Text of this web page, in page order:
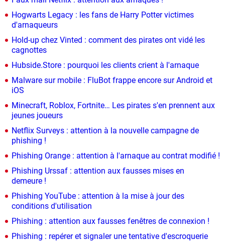
Hogwarts Legacy : les fans de Harry Potter victimes
d'arnaqueurs
Hold-up chez Vinted : comment des pirates ont vidé les
cagnottes
Hubside.Store : pourquoi les clients crient à l'arnaque
Malware sur mobile : FluBot frappe encore sur Android et
iOS
Minecraft, Roblox, Fortnite… Les pirates s'en prennent aux
jeunes joueurs
Netflix Surveys : attention à la nouvelle campagne de
phishing !
Phishing Orange : attention à l'arnaque au contrat modifié !
Phishing Urssaf : attention aux fausses mises en
demeure !
Phishing YouTube : attention à la mise à jour des
conditions d'utilisation
Phishing : attention aux fausses fenêtres de connexion !
Phishing : repérer et signaler une tentative d'escroquerie